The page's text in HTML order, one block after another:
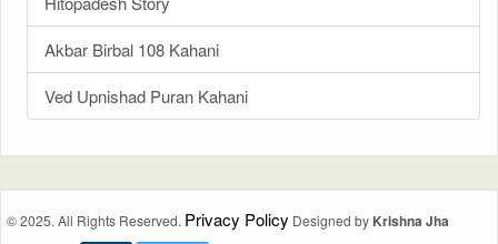
Akbar Birbal 108 Kahani
Ved Upnishad Puran Kahani
© 2025. All Rights Reserved. Privacy Policy Designed by Krishna Jha